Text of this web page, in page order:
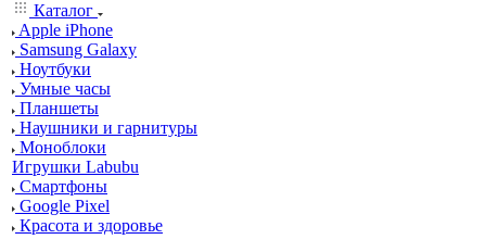
Каталог
Apple iPhone
Samsung Galaxy
Ноутбуки
Умные часы
Планшеты
Наушники и гарнитуры
Моноблоки
Игрушки Labubu
Смартфоны
Google Pixel
Красота и здоровье